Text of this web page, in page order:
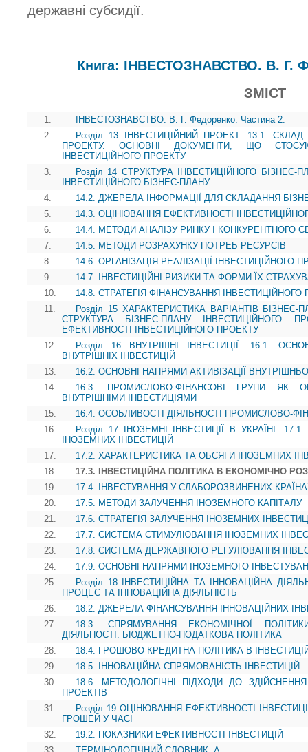
державні субсидії.
Книга: ІНВЕСТОЗНАВСТВО. В. Г.
ЗМІСТ
1.
ІНВЕСТОЗНАВСТВО. В. Г. Федоренко. Частина 2.
2.
Розділ 13 ІНВЕСТИЦІЙНИЙ ПРОЕКТ. 13.1.
ПРОЕКТУ. ОСНОВНІ ДОКУМЕНТИ, ЩО
ІНВЕСТИЦІЙНОГО ПРОЕКТУ
3.
Розділ 14 СТРУКТУРА ІНВЕСТИЦІЙНОГО
ІНВЕСТИЦІЙНОГО БІЗНЕС-ПЛАНУ
4.
14.2. ДЖЕРЕЛА ІНФОРМАЦІЇ ДЛЯ СКЛАДАННЯ
5.
14.3. ОЦІНЮВАННЯ ЕФЕКТИВНОСТІ
6.
14.4. МЕТОДИ АНАЛІЗУ РИНКУ І КОНКУРЕНТНОГО
7.
14.5. МЕТОДИ РОЗРАХУНКУ ПОТРЕБ РЕСУРСІВ
8.
14.6. ОРГАНІЗАЦІЯ РЕАЛІЗАЦІЇ ІНВЕСТИЦІЙНОГО
9.
14.7. ІНВЕСТИЦІЙНІ РИЗИКИ ТА ФОРМИ ЇХ
10.
14.8. СТРАТЕГІЯ ФІНАНСУВАННЯ ІНВЕСТИЦІЙНОГО
11.
Розділ 15 ХАРАКТЕРИСТИКА ВАРІАНТІВ
СТРУКТУРА БІЗНЕС-ПЛАНУ ІНВЕСТИЦІЙНОГО
ЕФЕКТИВНОСТІ ІНВЕСТИЦІЙНОГО ПРОЕКТУ
12.
Розділ 16 ВНУТРІШНІ ІНВЕСТИЦІЇ. 16.1.
ВНУТРІШНІХ ІНВЕСТИЦІЙ
13.
16.2. ОСНОВНІ НАПРЯМИ АКТИВІЗАЦІЇ
14.
16.3. ПРОМИСЛОВО-ФІНАНСОВІ ГРУПИ ЯК
ВНУТРІШНІМИ ІНВЕСТИЦІЯМИ
15.
16.4. ОСОБЛИВОСТІ ДІЯЛЬНОСТІ ПРОМИСЛОВО-
16.
Розділ 17 ІНОЗЕМНІ ІНВЕСТИЦІЇ В УКРАЇНІ.
ІНОЗЕМНИХ ІНВЕСТИЦІЙ
17.
17.2. ХАРАКТЕРИСТИКА ТА ОБСЯГИ ІНОЗЕМНИХ
18.
17.3. ІНВЕСТИЦІЙНА ПОЛІТИКА В ЕКОНОМІЧНО
19.
17.4. ІНВЕСТУВАННЯ У СЛАБОРОЗВИНЕНИХ
20.
17.5. МЕТОДИ ЗАЛУЧЕННЯ ІНОЗЕМНОГО КАПІТАЛУ
21.
17.6. СТРАТЕГІЯ ЗАЛУЧЕННЯ ІНОЗЕМНИХ
22.
17.7. СИСТЕМА СТИМУЛЮВАННЯ ІНОЗЕМНИХ
23.
17.8. СИСТЕМА ДЕРЖАВНОГО РЕГУЛЮВАННЯ
24.
17.9. ОСНОВНІ НАПРЯМИ ІНОЗЕМНОГО
25.
Розділ 18 ІНВЕСТИЦІЙНА ТА ІННОВАЦІЙНА
ПРОЦЕС ТА ІННОВАЦІЙНА ДІЯЛЬНІСТЬ
26.
18.2. ДЖЕРЕЛА ФІНАНСУВАННЯ ІННОВАЦІЙНИХ
27.
18.3. СПРЯМУВАННЯ ЕКОНОМІЧНОЇ
ДІЯЛЬНОСТІ. БЮДЖЕТНО-ПОДАТКОВА ПОЛІТИКА
28.
18.4. ГРОШОВО-КРЕДИТНА ПОЛІТИКА В
29.
18.5. ІННОВАЦІЙНА СПРЯМОВАНІСТЬ ІНВЕСТИЦІЙ
30.
18.6. МЕТОДОЛОГІЧНІ ПІДХОДИ ДО
ПРОЕКТІВ
31.
Розділ 19 ОЦІНЮВАННЯ ЕФЕКТИВНОСТІ
ГРОШЕЙ У ЧАСІ
32.
19.2. ПОКАЗНИКИ ЕФЕКТИВНОСТІ ІНВЕСТИЦІЙ